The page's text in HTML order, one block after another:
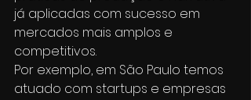
já aplicadas com sucesso em
mercados mais amplos e
competitivos.
Por exemplo, em São Paulo temos
atuado com startups e empresas